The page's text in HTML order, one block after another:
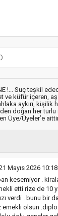
!... Suç teşkil
küfür içeren,
aykırı, kişilik
doğan her türlü
Üye/Üyeler’e
Mayıs 2026 10:18
kesemiyor .
etti rize de 10
verdi . bunu bir
emekli olsun